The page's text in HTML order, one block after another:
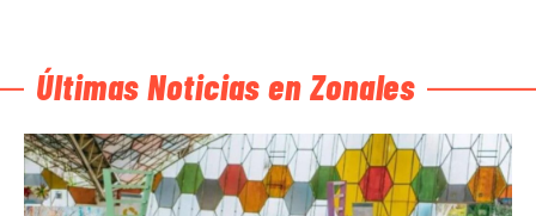
Últimas Noticias en Zonales